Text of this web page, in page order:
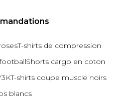
T-shirts de compression
Shorts cargo en coton
T-shirts coupe muscle noirs
blancs